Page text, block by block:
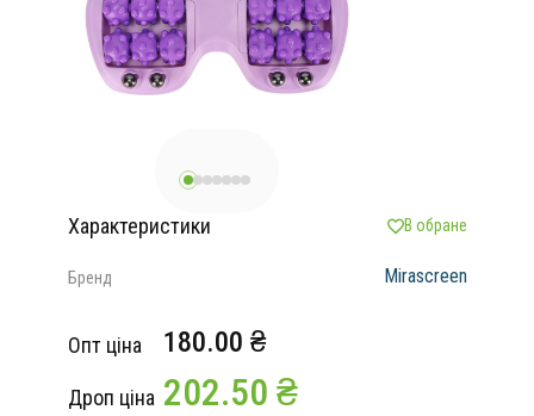
Характеристики В обране
Бренд Mirascreen
Опт ціна 180.00 ₴
Дроп ціна 202.50 ₴